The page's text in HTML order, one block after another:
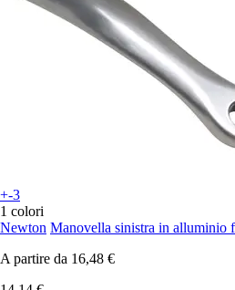
+-3
1 colori
Newton Manovella sinistra in alluminio
A partire da 16,48 €